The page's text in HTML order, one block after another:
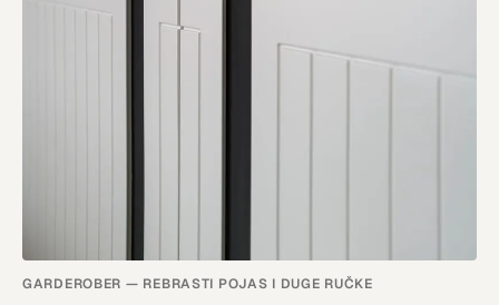
GARDEROBER — REBRASTI POJAS I DUGE RUČKE